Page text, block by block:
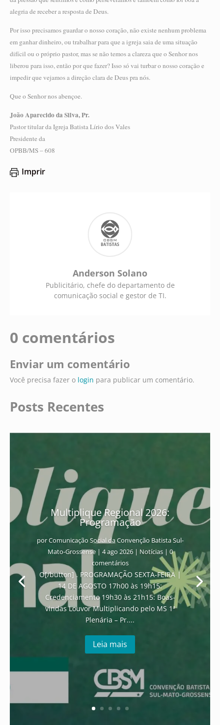
alegria de receber a resposta de Deus.
Por isso precisamos guardar o nosso coração, não existe nenhum problema
em ganhar dinheiro, ou trabalhar para que a igreja saia de uma situação
difícil ou o próprio pastor, mas se não temos a clareza que o Senhor nos
liberou para isso, então por que fazer? Isso só vai turbar o nosso coração e
impedir que vejamos a direção clara de Deus pra nós.
Que o Senhor nos abençoe.
João Aparecido da Silva, Pr.
Pastor titular da Igreja Batista Lírio dos Vales
Presidente da
OPBB/MS – 608
Imprir
Publicitário, chefe do departamento de
comunicação social e gestor de TI.
Anderson Solano
0 comentários
Enviar um comentário
Você precisa fazer o login para publicar um comentário.
Posts Recentes
Multiplique Regional 2026:
Programação
porComunicação Social da Convenção Batista Sul-
Mato-Grossense| 4 ago 2026| Notícias| 0
comentários
O[/button] . PROGRAMAÇÃO SEXTA-FEIRA |
14 DE AGOSTO 17h00 às 19h15:
Credenciamento 19h30 às 21h15: Boas-
vindas Louvor Multiplicando pelo MS 1ª
Plenária – Pr....
Leia mais